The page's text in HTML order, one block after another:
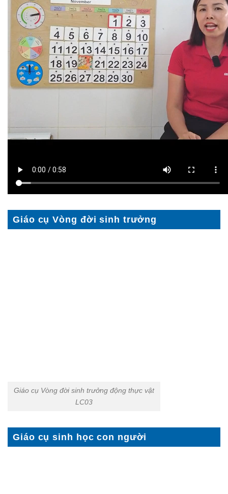
Giáo cụ Vòng đời sinh trưởng
Giáo cụ Vòng đời sinh trưởng động thực vật
LC03
Giáo cụ sinh học con người